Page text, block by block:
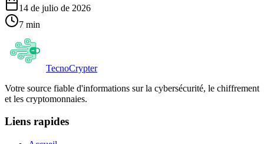
14 de julio de 2026
7 min
TecnoCrypter
Votre source fiable d'informations sur la cybersécurité, le chiffrement
et les cryptomonnaies.
Liens rapides